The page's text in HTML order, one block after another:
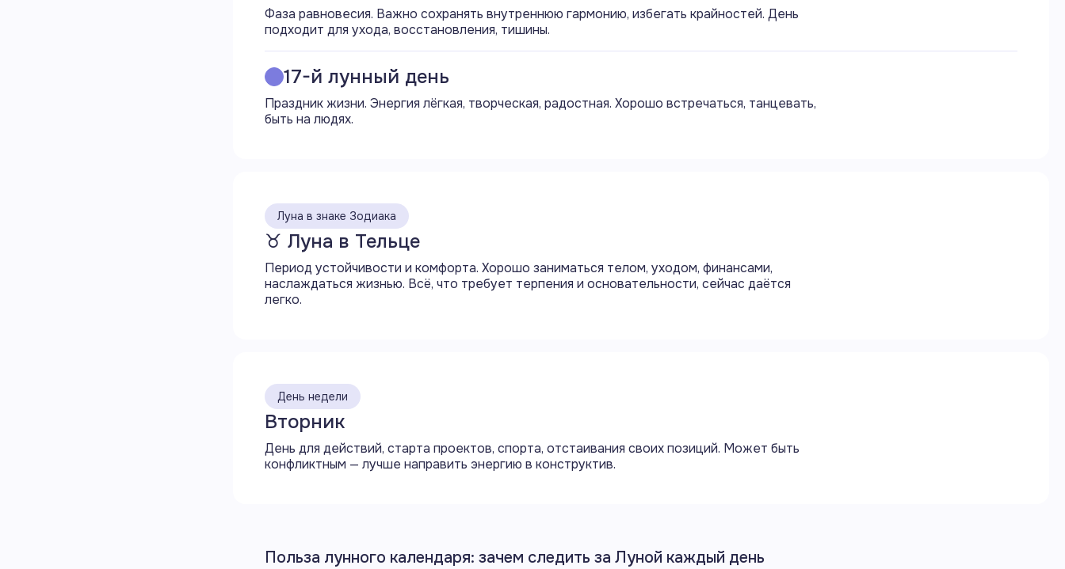
18:54 Завершается аспект квадрат (90°) Луны с Марсом
22:51 Начинается аспект соединение (0°) Луны с Ураном
Свернуть
Фаза равновесия. Важно сохранять внутреннюю гармонию, избегать крайностей. День
подходит для ухода, восстановления, тишины.
17-й лунный день
Праздник жизни. Энергия лёгкая, творческая, радостная. Хорошо встречаться, танцевать,
быть на людях.
Луна в знаке Зодиака
♉ Луна в Тельце
Период устойчивости и комфорта. Хорошо заниматься телом, уходом, финансами,
наслаждаться жизнью. Всё, что требует терпения и основательности, сейчас даётся
легко.
День недели
Вторник
День для действий, старта проектов, спорта, отстаивания своих позиций. Может быть
конфликтным — лучше направить энергию в конструктив.
Польза лунного календаря: зачем следить за Луной каждый день